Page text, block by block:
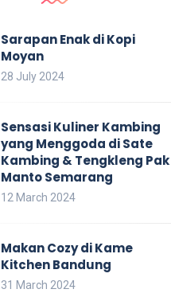
Sarapan Enak di Kopi
Moyan
28 July 2024
Sensasi Kuliner Kambing
yang Menggoda di Sate
Kambing & Tengkleng Pak
Manto Semarang
12 March 2024
Makan Cozy di Kame
Kitchen Bandung
31 March 2024